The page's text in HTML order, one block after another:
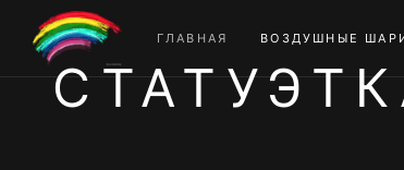
ГЛАВНАЯ ВОЗДУШНЫЕ